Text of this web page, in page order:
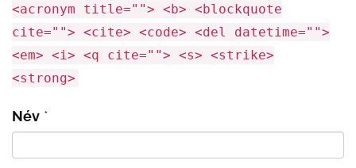
<acronym title=""> <b> <blockquote
cite=""> <cite> <code> <del datetime="">
<em> <i> <q cite=""> <s> <strike>
<strong>
Név *